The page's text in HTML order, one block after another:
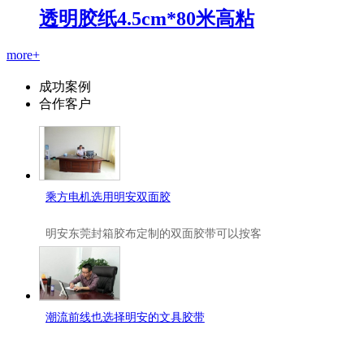
透明胶纸4.5cm*80米高粘
more+
成功案例
合作客户
乘方电机选用明安双面胶
明安东莞封箱胶布定制 的双面胶带可以按客
是可以定做的，不仅如此，规格也是可以定
做的。
潮流前线也选择明安的文具胶带